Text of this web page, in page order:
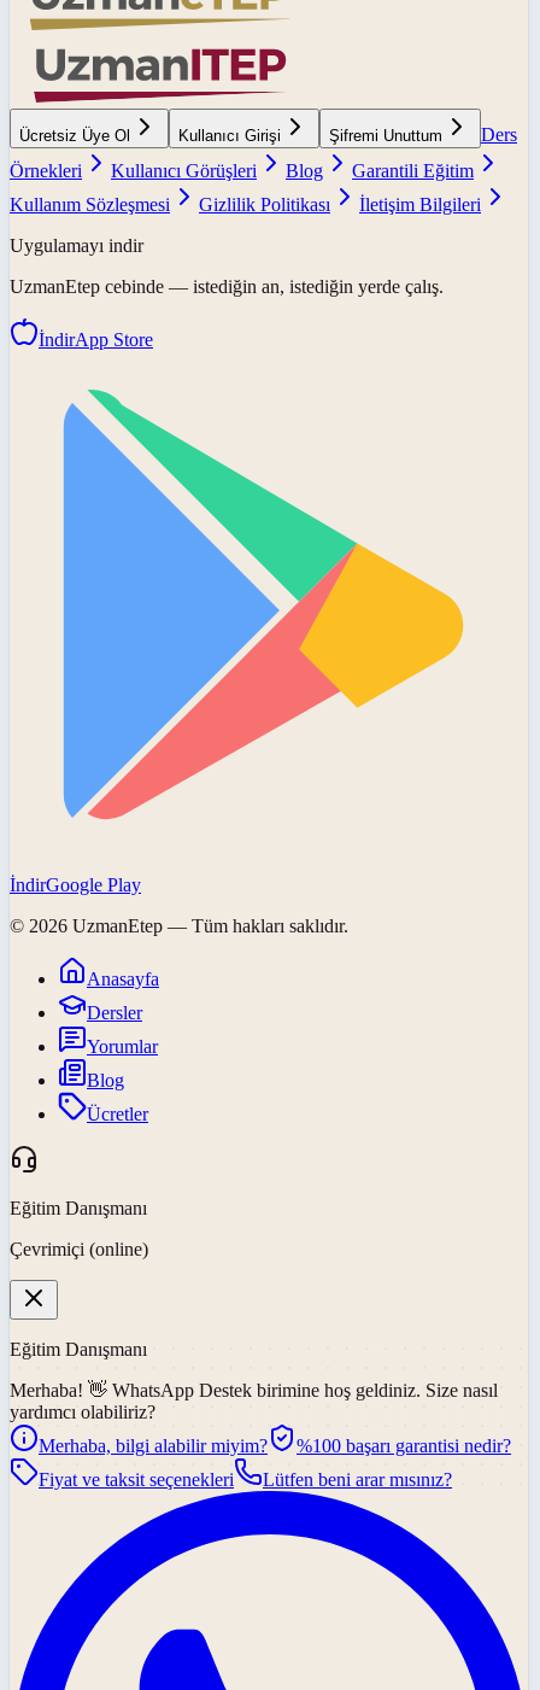
Ücretsiz Üye Ol Kullanıcı Girişi Şifremi Unuttum
Ders
Örnekleri
Kullanıcı Görüşleri Blog
Garantili Eğitim
Kullanım Sözleşmesi
Gizlilik Politikası
İletişim Bilgileri
Uygulamayı indir
UzmanEtep cebinde — istediğin an, istediğin yerde çalış.
İndirApp Store
İndirGoogle Play
© 2026 UzmanEtep — Tüm hakları saklıdır.
Anasayfa
Dersler
Yorumlar
Blog
Ücretler
Eğitim Danışmanı
Çevrimiçi (online)
Eğitim Danışmanı
Merhaba! 👋 WhatsApp Destek birimine hoş geldiniz. Size nasıl
yardımcı olabiliriz?
Merhaba, bilgi alabilir miyim?
%100 başarı garantisi nedir?
Fiyat ve taksit seçenekleri
Lütfen beni arar mısınız?